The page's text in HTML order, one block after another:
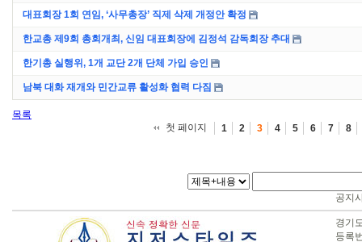
대표회장 1회 연임, ‘사무총장’ 직제 삭제 개정안 확정
한교총 제9회 총회개최, 신임 대표회장에 김정석 감독회장 추대
한기총 실행위, 1개 교단 2개 단체 가입 승인
남북 대화 재개와 민간교류 활성화 협력 다짐
목록
첫 페이지
1 2 3 4 5 6 7 8
공지
경기
등록